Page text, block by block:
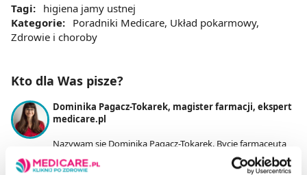
Tagi: higiena jamy ustnej
Kategorie: Poradniki Medicare, Układ pokarmowy,
Zdrowie i choroby
Kto dla Was pisze?
Dominika Pagacz-Tokarek, magister farmacji, ekspert
medicare.pl
Nazywam się Dominika Pagacz-Tokarek. Bycie farmaceutą
to dla mnie nie tylko zawód, ale przede wszystkim
możliwość niesienia pomocy innym w zakresie zdrowia. Aby